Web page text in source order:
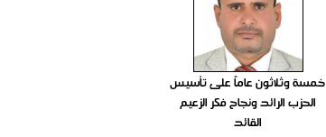
خمسة وثلاثون عاماً على تأسيس
الحزب الرائد ونجاح فكر الزعيم
القائد